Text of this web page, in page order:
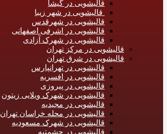
قالیشویی در گیشا
قالیشویی در شهر زیبا
قالیشویی در شهرقدس
قالیشویی در اشرفی اصفهانی
قالیشویی در شهرک آزادی
قالیشویی در مرکز تهران
قالیشویی در شرق تهران
قالیشویی در تهرانپارس
قالیشویی در افسریه
قالیشویی در پیروزی
قالیشویی در شهرک ویلایی زیتون
قالیشویی در مجیدیه
قالیشویی در محله خراسان تهران
قالیشویی در شهرک مسعودیه
قالیشویی در حشمتیه